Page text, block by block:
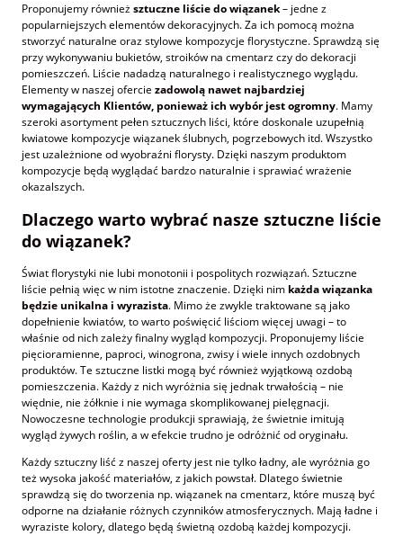
Proponujemy równieższtuczne liście do wiązanek– jedne z
popularniejszych elementów dekoracyjnych. Za ich pomocą można
stworzyć naturalne oraz stylowe kompozycje florystyczne. Sprawdzą się
przy wykonywaniu bukietów, stroików na cmentarz czy do dekoracji
pomieszczeń. Liście nadadzą naturalnego i realistycznego wyglądu.
Elementy w naszej ofercie zadowolą nawet najbardziej
wymagających Klientów, ponieważ ich wybór jest ogromny. Mamy
szeroki asortyment pełen sztucznych liści, które doskonale uzupełnią
kwiatowe kompozycje wiązanek ślubnych, pogrzebowych itd. Wszystko
jest uzależnione od wyobraźni florysty. Dzięki naszym produktom
kompozycje będą wyglądać bardzo naturalnie i sprawiać wrażenie
okazalszych.
Dlaczego warto wybrać nasze sztuczne liście
do wiązanek?
Świat florystyki nie lubi monotonii i pospolitych rozwiązań. Sztuczne
liście pełnią więc w nim istotne znaczenie. Dzięki nim każda wiązanka
będzie unikalna i wyrazista. Mimo że zwykle traktowane są jako
dopełnienie kwiatów, to warto poświęcić liściom więcej uwagi – to
właśnie od nich zależy finalny wygląd kompozycji. Proponujemy liście
pięcioramienne, paproci, winogrona, zwisy i wiele innych ozdobnych
produktów. Te sztuczne listki mogą być również wyjątkową ozdobą
pomieszczenia. Każdy z nich wyróżnia się jednak trwałością – nie
więdnie, nie żółknie i nie wymaga skomplikowanej pielęgnacji.
Nowoczesne technologie produkcji sprawiają, że świetnie imitują
wygląd żywych roślin, a w efekcie trudno je odróżnić od oryginału.
Każdy sztuczny liść z naszej oferty jest nie tylko ładny, ale wyróżnia go
też wysoka jakość materiałów, z jakich powstał. Dlatego świetnie
sprawdzą się do tworzenia np. wiązanek na cmentarz, które muszą być
odporne na działanie różnych czynników atmosferycznych. Mają ładne i
wyraziste kolory, dlatego będą świetną ozdobą każdej kompozycji.